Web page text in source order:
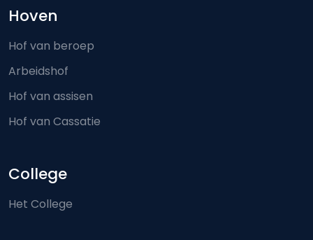
Hoven
Hof van beroep
Arbeidshof
Hof van assisen
Hof van Cassatie
College
Het College